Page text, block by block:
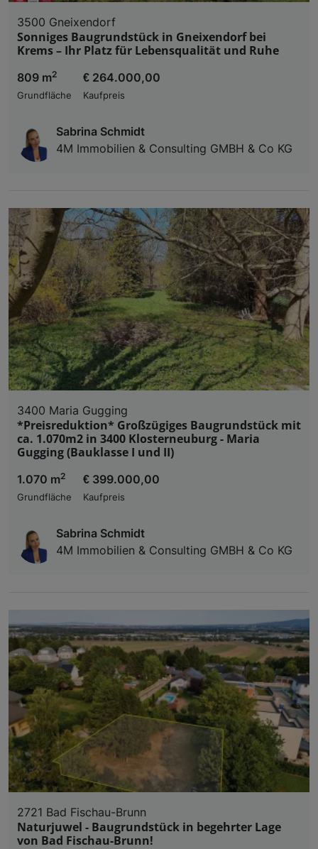
3500 Gneixendorf
Sonniges Baugrundstück in Gneixendorf bei
Krems – Ihr Platz für Lebensqualität und Ruhe
809 m2
Grundfläche
€ 264.000,00
Kaufpreis
Sabrina Schmidt
4M Immobilien & Consulting GMBH & Co KG
3400 Maria Gugging
*Preisreduktion* Großzügiges Baugrundstück mit
ca. 1.070m2 in 3400 Klosterneuburg - Maria
Gugging (Bauklasse I und II)
1.070 m2
Grundfläche
€ 399.000,00
Kaufpreis
Sabrina Schmidt
4M Immobilien & Consulting GMBH & Co KG
2721 Bad Fischau-Brunn
Naturjuwel - Baugrundstück in begehrter Lage
von Bad Fischau-Brunn!